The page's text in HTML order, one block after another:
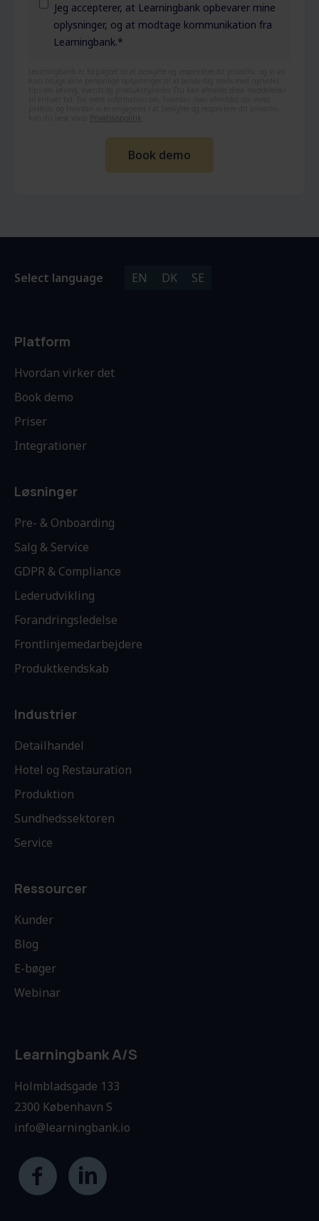
Jeg accepterer, at Learningbank opbevarer mine
oplysninger, og at modtage kommunikation fra
Learningbank.*
Privatlivspolitik
Select language EN DK SE
Platform
Hvordan virker det
Book demo
Priser
Integrationer
Løsninger
Pre- & Onboarding
Salg & Service
GDPR & Compliance
Lederudvikling
Forandringsledelse
Frontlinjemedarbejdere
Produktkendskab
Industrier
Detailhandel
Hotel og Restauration
Produktion
Sundhedssektoren
Service
Ressourcer
Kunder
Blog
E-bøger
Webinar
Learningbank A/S
Holmbladsgade 133
2300 København S
info@learningbank.io